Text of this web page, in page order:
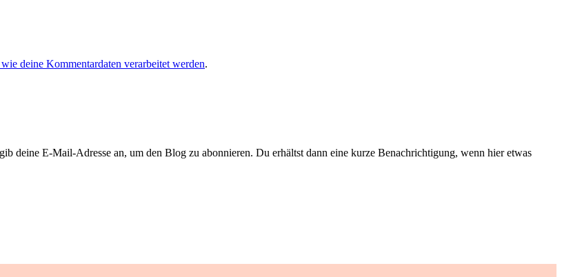
deine Kommentardaten verarbeitet werden.
deine E-Mail-Adresse an, um den Blog zu abonnieren. Du erhältst dann eine kurze Benachrichtigung, wenn hier etwas